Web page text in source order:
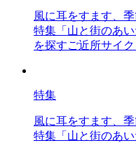
風に耳をすます、
特集「山と街のあ
を探すご近所サイ
特集
風に耳をすます、
特集「山と街のあ